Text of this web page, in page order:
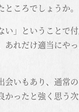
ころでしょうか。
」ということで
れだけ適当にや
いもあり、通常
ったと強く思う次